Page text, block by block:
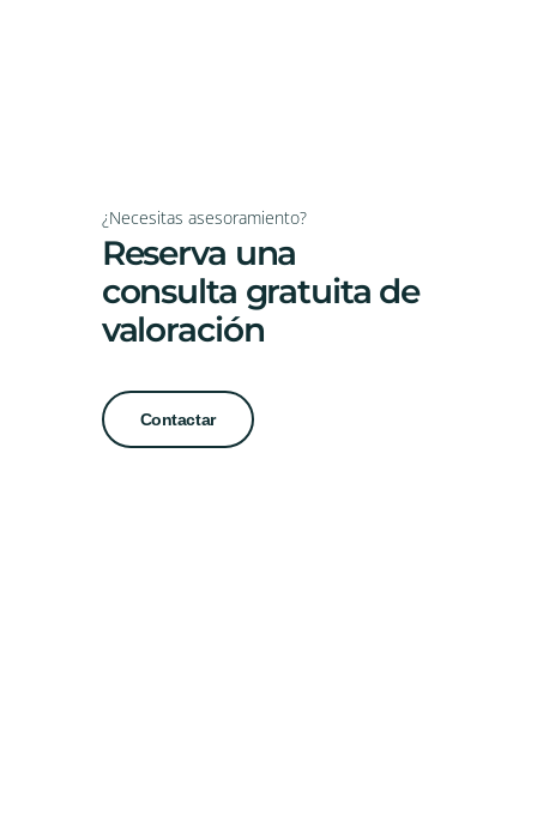
¿Necesitas asesoramiento?
Reserva una
consulta gratuita de
valoración
Contactar